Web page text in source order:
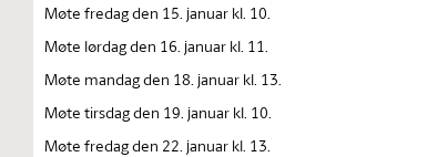
Møte fredag den 15. januar kl. 10.
Møte lørdag den 16. januar kl. 11.
Møte mandag den 18. januar kl. 13.
Møte tirsdag den 19. januar kl. 10.
Møte fredag den 22. januar kl. 13.